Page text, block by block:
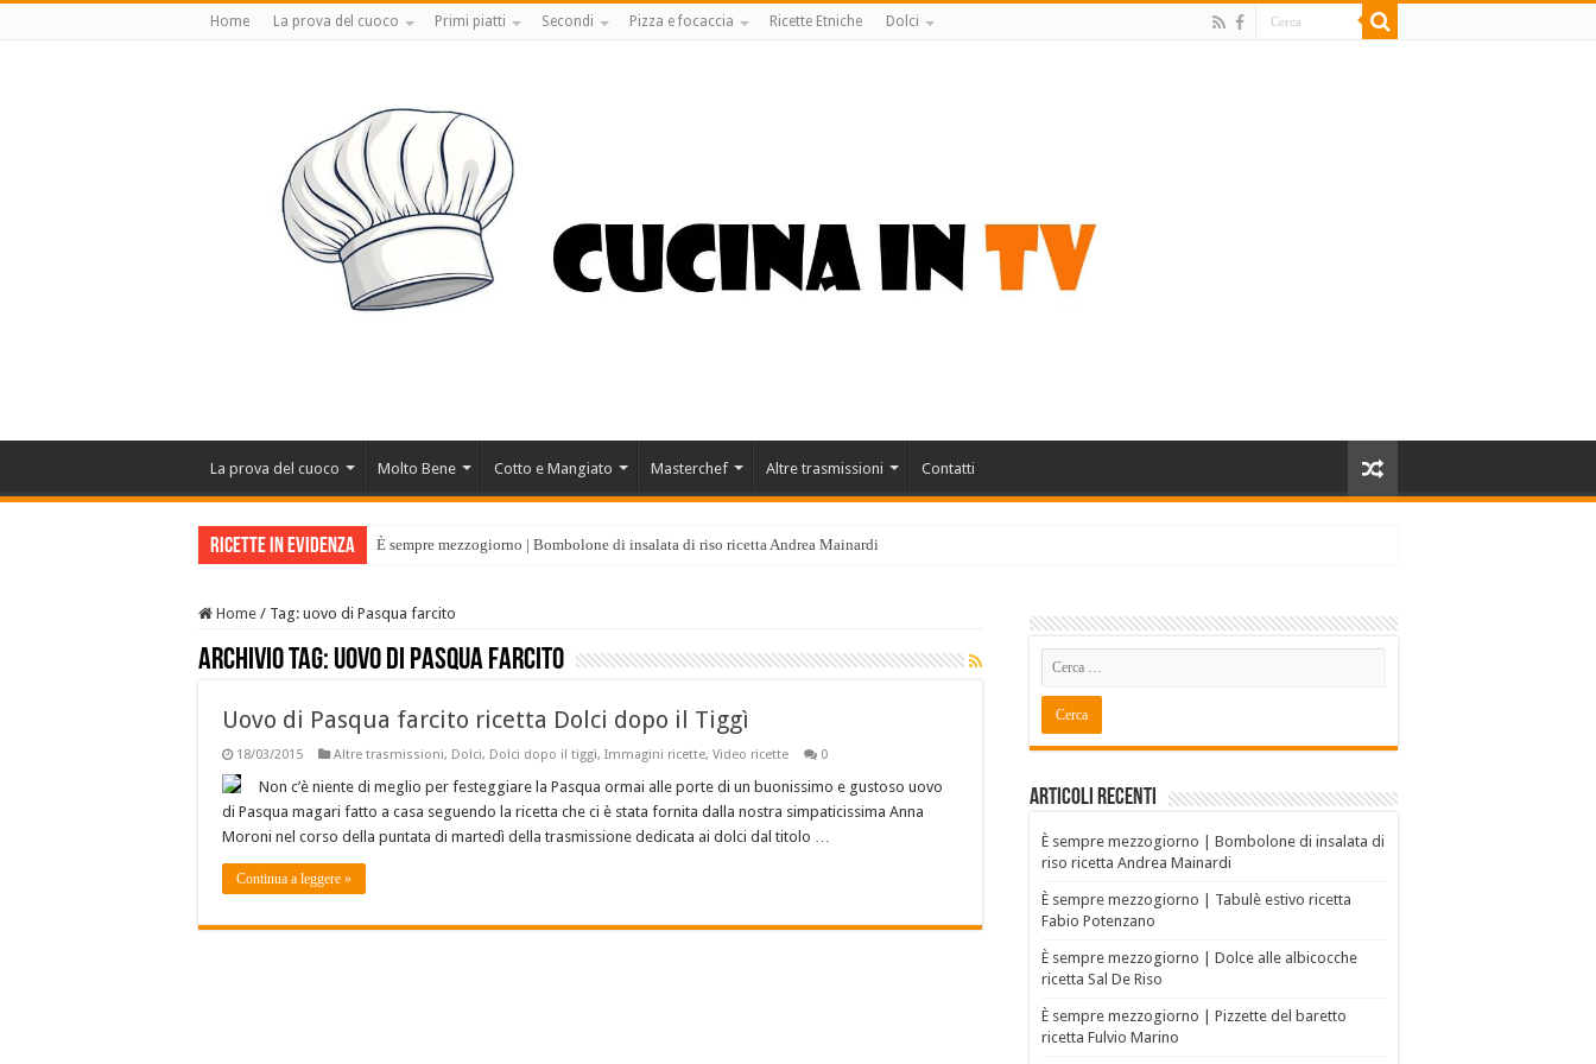
Home La prova del cuoco Primi piatti Secondi Pizza e focaccia Ricette Etniche Dolci
La prova del cuoco Molto Bene Cotto e Mangiato Masterchef Altre trasmissioni Contatti
Ricette in evidenza È sempre mezzogiorno | Bombolone di insalata di riso ricetta Andrea Mainardi
Home / Tag: uovo di Pasqua farcito
Archivio tag: uovo di Pasqua farcito
Uovo di Pasqua farcito ricetta Dolci dopo il Tiggì
18/03/2015 Altre trasmissioni, Dolci, Dolci dopo il tiggì, Immagini ricette, Video ricette 0
Non c’è niente di meglio per festeggiare la Pasqua ormai alle porte di un buonissimo e gustoso uovo
di Pasqua magari fatto a casa seguendo la ricetta che ci è stata fornita dalla nostra simpaticissima Anna
Moroni nel corso della puntata di martedì della trasmissione dedicata ai dolci dal titolo …
Continua a leggere »
Articoli recenti
È sempre mezzogiorno | Bombolone di insalata di
riso ricetta Andrea Mainardi
È sempre mezzogiorno | Tabulè estivo ricetta
Fabio Potenzano
È sempre mezzogiorno | Dolce alle albicocche
ricetta Sal De Riso
È sempre mezzogiorno | Pizzette del baretto
ricetta Fulvio Marino